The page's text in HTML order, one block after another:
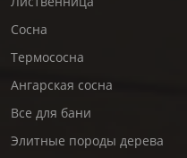
Сосна
Термососна
Ангарская сосна
Все для бани
Элитные породы дерева